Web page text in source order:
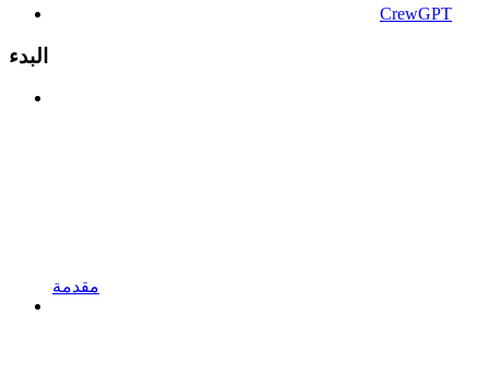
CrewGPT
البدء
مقدمة